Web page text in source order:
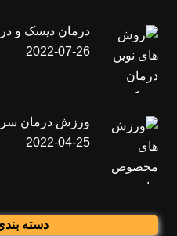
درمان دیسک و
2022-07-26
ورزش درمان سر
2022-04-25
دسته